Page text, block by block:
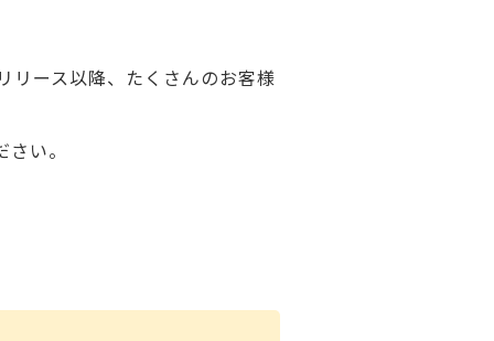
リース以降、たくさんのお客様
い。